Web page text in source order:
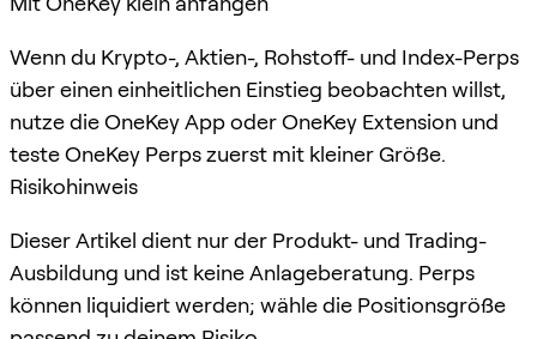
Wenn du Krypto-, Aktien-, Rohstoff- und Index-Perps
über einen einheitlichen Einstieg beobachten willst,
nutze die OneKey App oder OneKey Extension und
teste OneKey Perps zuerst mit kleiner Größe.
Risikohinweis
Dieser Artikel dient nur der Produkt- und Trading-
Ausbildung und ist keine Anlageberatung. Perps
können liquidiert werden; wähle die Positionsgröße